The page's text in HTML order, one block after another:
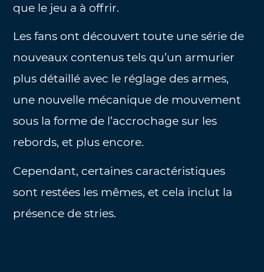
que le jeu a à offrir.
Les fans ont découvert toute une série de
nouveaux contenus tels qu’un armurier
plus détaillé avec le réglage des armes,
une nouvelle mécanique de mouvement
sous la forme de l’accrochage sur les
rebords, et plus encore.
Cependant, certaines caractéristiques
sont restées les mêmes, et cela inclut la
présence de stries.